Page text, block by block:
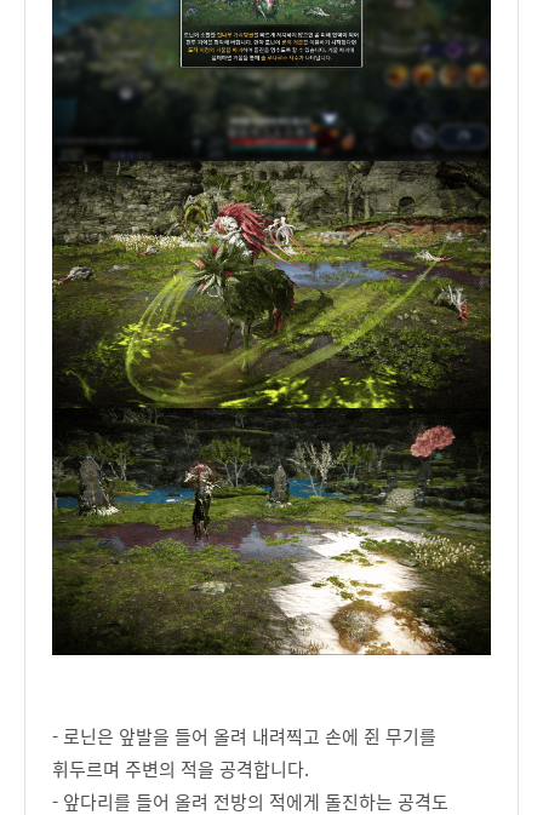
- 로닌은 앞발을 들어 올려 내려찍고 손에 쥔 무기를
휘두르며 주변의 적을 공격합니다.
- 앞다리를 들어 올려 전방의 적에게 돌진하는 공격도